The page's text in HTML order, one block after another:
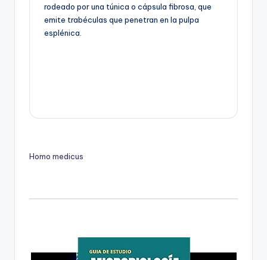
rodeado por una túnica o cápsula fibrosa, que
emite trabéculas que penetran en la pulpa
esplénica.
Homo medicus